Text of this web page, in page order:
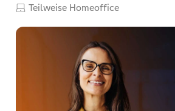
Teilweise Homeoffice